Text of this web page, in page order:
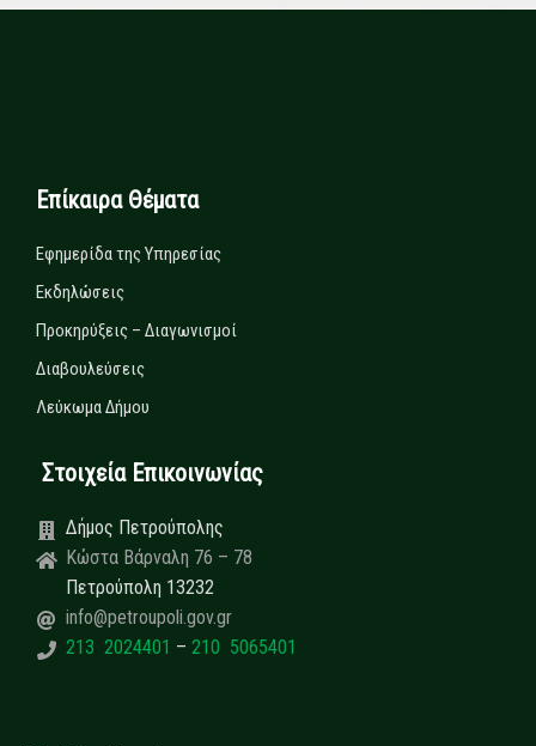
Επίκαιρα Θέματα
Εφημερίδα της Υπηρεσίας
Εκδηλώσεις
Προκηρύξεις – Διαγωνισμοί
Διαβουλεύσεις
Λεύκωμα Δήμου
Στοιχεία Επικοινωνίας
Δήμος Πετρούπολης
Κώστα Βάρναλη 76 – 78
Πετρούπολη 13232
info@petroupoli.gov.gr
213 2024401 – 210 5065401